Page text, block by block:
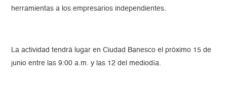
herramientas a los empresarios independientes.
La actividad tendrá lugar en Ciudad Banesco el próximo 15 de
junio entre las 9:00 a.m. y las 12 del mediodía.